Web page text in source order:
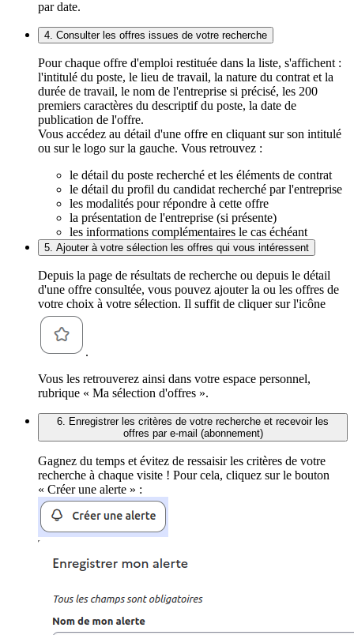
par date.
4. Consulter les offres issues de votre recherche
Pour chaque offre d'emploi restituée dans la liste, s'affichent :
l'intitulé du poste, le lieu de travail, la nature du contrat et la
durée de travail, le nom de l'entreprise si précisé, les 200
premiers caractères du descriptif du poste, la date de
publication de l'offre.
Vous accédez au détail d'une offre en cliquant sur son intitulé
ou sur le logo sur la gauche. Vous retrouvez :
le détail du poste recherché et les éléments de contrat
le détail du profil du candidat recherché par l'entreprise
les modalités pour répondre à cette offre
la présentation de l'entreprise (si présente)
les informations complémentaires le cas échéant
5. Ajouter à votre sélection les offres qui vous intéressent
Depuis la page de résultats de recherche ou depuis le détail
d'une offre consultée, vous pouvez ajouter la ou les offres de
votre choix à votre sélection. Il suffit de cliquer sur l'icône
.
Vous les retrouverez ainsi dans votre espace personnel,
rubrique « Ma sélection d'offres ».
6. Enregistrer les critères de votre recherche et recevoir les
offres par e-mail (abonnement)
Gagnez du temps et évitez de ressaisir les critères de votre
recherche à chaque visite ! Pour cela, cliquez sur le bouton
« Créer une alerte » :